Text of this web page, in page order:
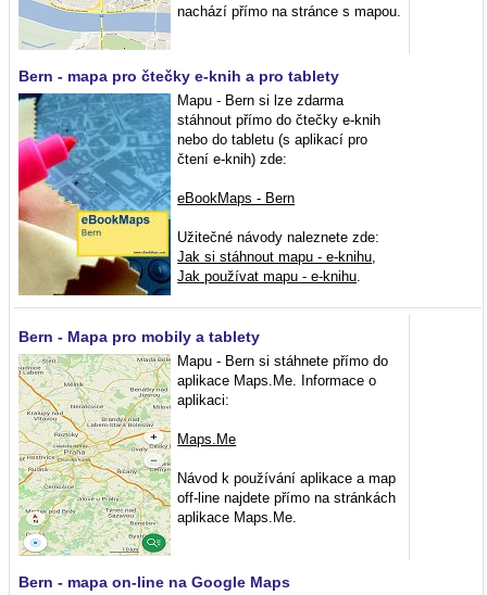
nachází přímo na stránce s mapou.
Bern - mapa pro čtečky e-knih a pro tablety
Mapu - Bern si lze zdarma
stáhnout přímo do čtečky e-knih
nebo do tabletu (s aplikací pro
čtení e-knih) zde:
eBookMaps - Bern
Užitečné návody naleznete zde:
Jak si stáhnout mapu - e-knihu,
Jak používat mapu - e-knihu.
Bern - Mapa pro mobily a tablety
Mapu - Bern si stáhnete přímo do
aplikace Maps.Me. Informace o
aplikaci:
Maps.Me
Návod k používání aplikace a map
off-line najdete přímo na stránkách
aplikace Maps.Me.
Bern - mapa on-line na Google Maps